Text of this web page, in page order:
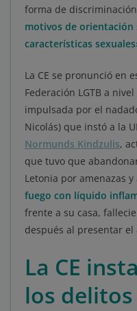
forma de
motivos de orientación
características
La CE se pronunció en
Federación LGTB a
impulsada por el
Nicolás) que instó a la
Normunds Kindzulis,
que tuvo que
Letonia por amenazas y
fuego con líquido
frente a su casa,
después al presentar el
La CE
los